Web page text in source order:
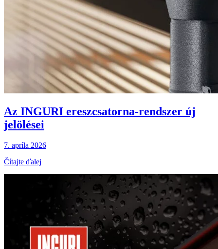
Az INGURI ereszcsatorna-rendszer új
jelölései
7. apríla 2026
Čítajte ďalej